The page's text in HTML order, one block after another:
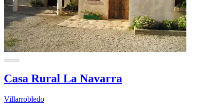
Casa Rural La Navarra
Villarrobledo